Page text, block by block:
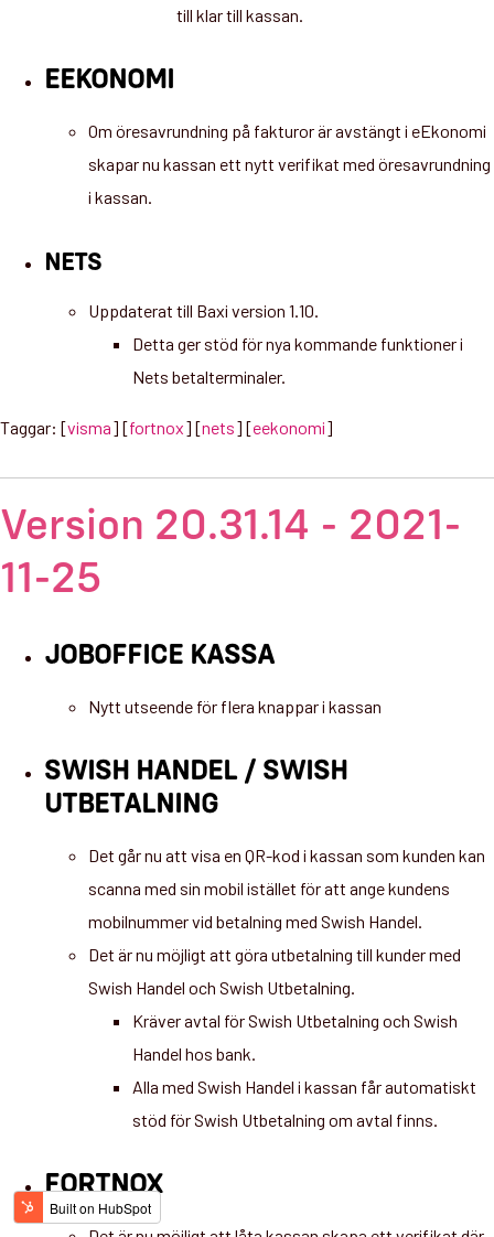
till klar till kassan.
EEKONOMI
Om öresavrundning på fakturor är avstängt i eEkonomi
skapar nu kassan ett nytt verifikat med öresavrundning
i kassan.
NETS
Uppdaterat till Baxi version 1.10.
Detta ger stöd för nya kommande funktioner i
Nets betalterminaler.
Taggar: [visma] [fortnox] [nets] [eekonomi]
Version 20.31.14 - 2021-
11-25
JOBOFFICE KASSA
Nytt utseende för flera knappar i kassan
SWISH HANDEL / SWISH
UTBETALNING
Det går nu att visa en QR-kod i kassan som kunden kan
scanna med sin mobil istället för att ange kundens
mobilnummer vid betalning med Swish Handel.
Det är nu möjligt att göra utbetalning till kunder med
Swish Handel och Swish Utbetalning.
Kräver avtal för Swish Utbetalning och Swish
Handel hos bank.
Alla med Swish Handel i kassan får automatiskt
stöd för Swish Utbetalning om avtal finns.
FORTNOX